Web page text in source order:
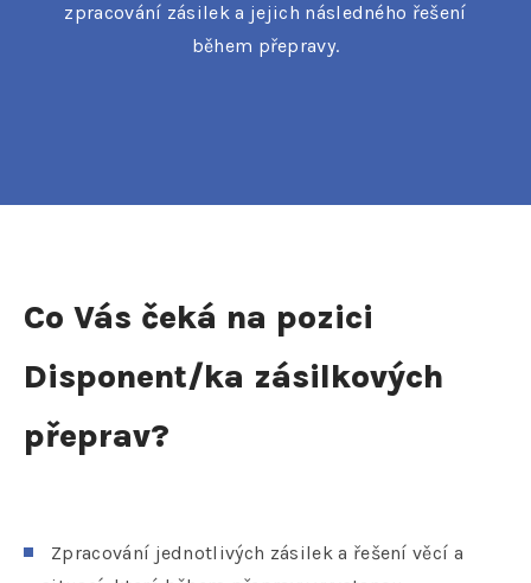
zpracování zásilek a jejich následného řešení
během přepravy.
Co Vás čeká na pozici
Disponent/ka zásilkových
přeprav?
Zpracování jednotlivých zásilek a řešení věcí a